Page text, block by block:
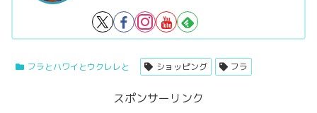
フラとハワイとウクレレと ショッピング フラ
スポンサーリンク